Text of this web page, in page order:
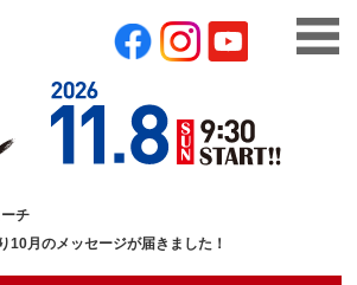
チ
10月のメッセージが届きました！